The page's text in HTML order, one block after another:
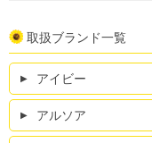
取扱ブランド一覧
アイビー
アルソア